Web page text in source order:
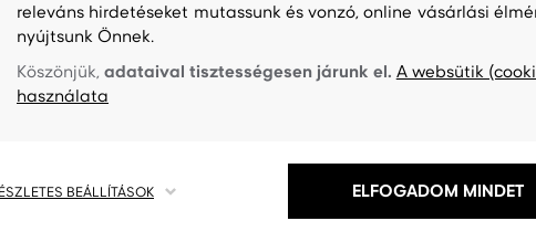
VASALÁS TISZTÍTÁS
releváns hirdetéseket mutassunk és vonzó, online vásárlási
nyújtsunk Önnek.
Köszönjük,adataival tisztességesen járunk el. A websütik
használata
BEÁLLÍTÁSOK ELFOGADOM MINDET